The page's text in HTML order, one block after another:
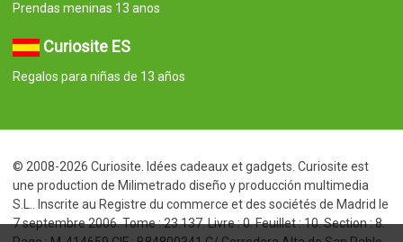
Prendas meninas 13 anos
Curiosite ES
Regalos para niñas de 13 años
© 2008-2026 Curiosite. Idées cadeaux et gadgets. Curiosite est
une production de Milimetrado diseño y producción multimedia
S.L.. Inscrite au Registre du commerce et des sociétés de Madrid le
7 septembre 2006. Tome : 23.137. Livre : 0. Feuillet : 10. Section : 8.